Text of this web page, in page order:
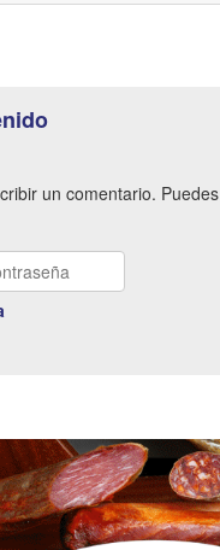
un comentario. Puedes